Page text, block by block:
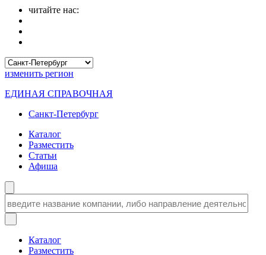
читайте нас:
изменить регион
ЕДИНАЯ СПРАВОЧНАЯ
Санкт-Петербург
Каталог
Разместить
Статьи
Афиша
Каталог
Разместить